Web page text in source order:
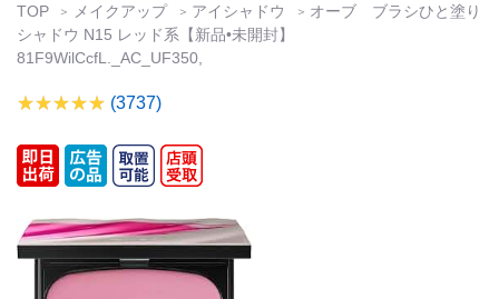
TOP メイクアップ アイシャドウ
オーブ ブラシひと塗り
シャドウ N15 レッド系【新品•未開封】
81F9WilCcfL._AC_UF350,
(3737)